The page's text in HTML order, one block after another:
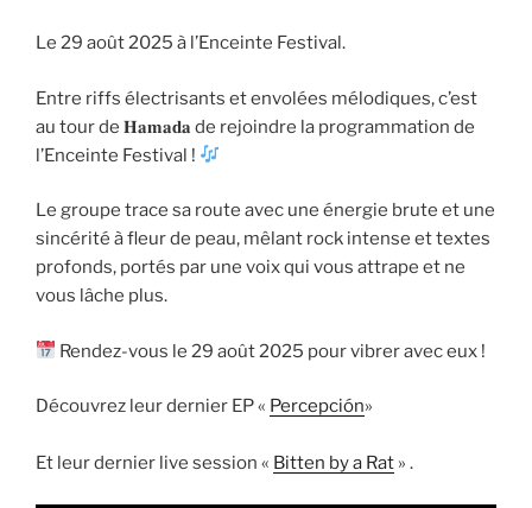
Le 29 août 2025 à l’Enceinte Festival.
Entre riffs électrisants et envolées mélodiques, c’est
au tour de 𝐇𝐚𝐦𝐚𝐝𝐚 de rejoindre la programmation de
l’Enceinte Festival !
Le groupe trace sa route avec une énergie brute et une
sincérité à fleur de peau, mêlant rock intense et textes
profonds, portés par une voix qui vous attrape et ne
vous lâche plus.
Rendez-vous le 29 août 2025 pour vibrer avec eux !
Découvrez leur dernier EP « Percepción»
Et leur dernier live session « Bitten by a Rat » .